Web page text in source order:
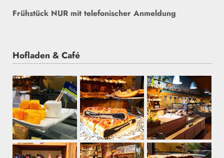
Frühstück NUR mit telefonischer Anmeldung
Hofladen & Café